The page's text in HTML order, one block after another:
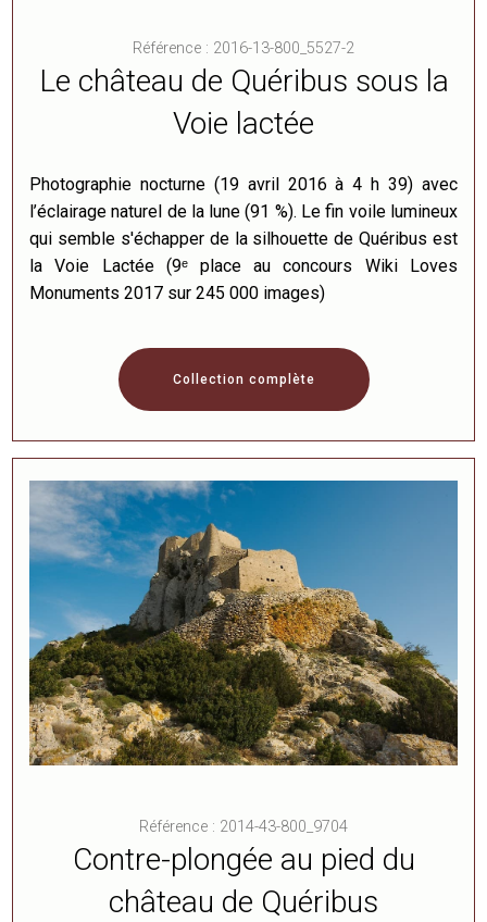
Référence : 2016-13-800_5527-2
Le château de Quéribus sous la
Voie lactée
Photographie nocturne (19 avril 2016 à 4 h 39) avec
l’éclairage naturel de la lune (91 %). Le fin voile lumineux
qui semble s'échapper de la silhouette de Quéribus est
la Voie Lactée (9ᵉ place au concours Wiki Loves
Monuments 2017 sur 245 000 images)
Collection complète
Référence : 2014-43-800_9704
Contre-plongée au pied du
château de Quéribus